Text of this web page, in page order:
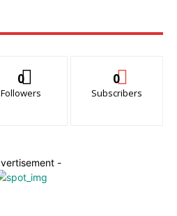
0
Followers
0
Subscribers
-